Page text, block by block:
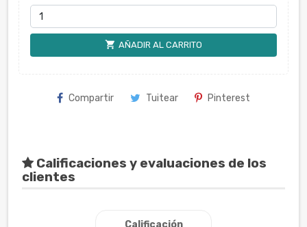
shopping_cart AÑADIR AL CARRITO
Compartir Tuitear Pinterest
Calificaciones y evaluaciones de los
clientes